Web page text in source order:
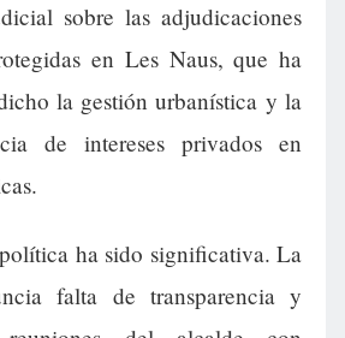
sobre las adjudicaciones
en Les Naus, que ha
la gestión urbanística y la
de intereses privados en
ha sido significativa. La
falta de transparencia y